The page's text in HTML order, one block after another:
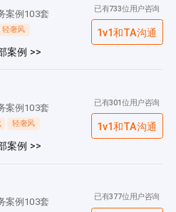
案例103套
轻奢风
案例 >>
已有733位用户咨询
1v1和TA沟通
案例103套
轻奢风
案例 >>
已有301位用户咨询
1v1和TA沟通
案例103套 已有377位用户咨询